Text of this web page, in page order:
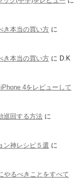
き本当の買い方 に
き本当の買い方 に D.K
4をレビューして
巡回する方法 に
ン神レシピ５選 に
やるべきことをすべて